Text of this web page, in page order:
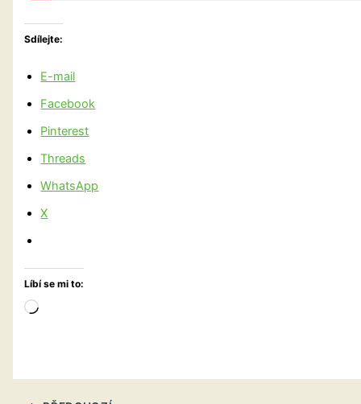
Sdílejte:
E-mail
Facebook
Pinterest
Threads
WhatsApp
X
Líbí se mi to:
Načítání…